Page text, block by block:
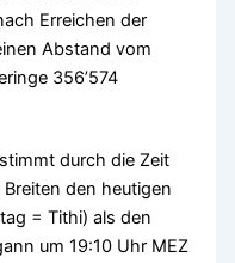
Erreichen der
Abstand vom
356’574
durch die Zeit
den heutigen
= Tithi) als den
um 19:10 Uhr MEZ